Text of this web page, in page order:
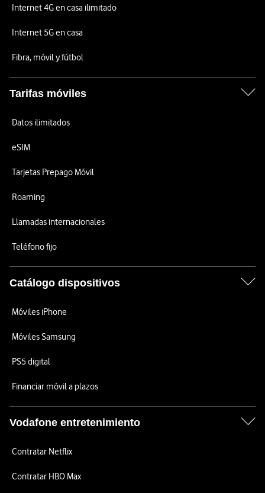
Internet 4G en casa ilimitado
Internet 5G en casa
Fibra, móvil y fútbol
Tarifas móviles
Datos ilimitados
eSIM
Tarjetas Prepago Móvil
Roaming
Llamadas internacionales
Teléfono fijo
Catálogo dispositivos
Móviles iPhone
Móviles Samsung
PS5 digital
Financiar móvil a plazos
Vodafone entretenimiento
Contratar Netflix
Contratar HBO Max